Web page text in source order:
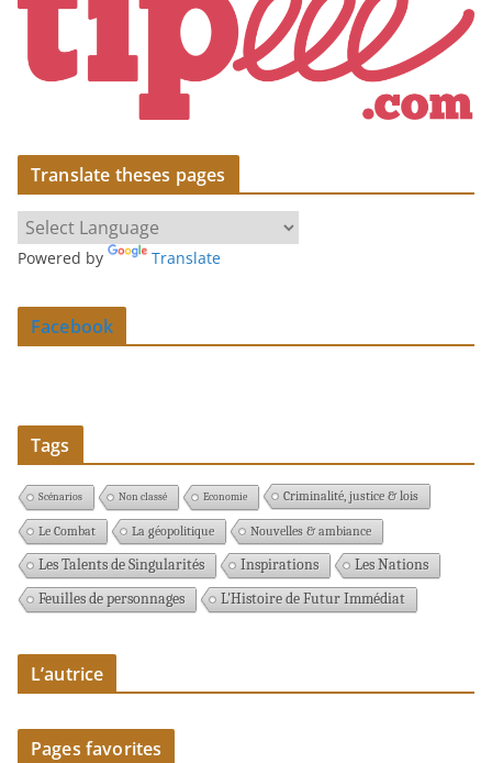
Translate theses pages
Powered by Translate
Facebook
Tags
Scénarios Non classé Economie Criminalité, justice & lois
Le Combat La géopolitique Nouvelles & ambiance
Les Talents de Singularités Inspirations
Les Nations
Feuilles de personnages
L'Histoire de Futur Immédiat
L’autrice
Pages favorites